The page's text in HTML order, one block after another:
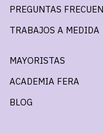
PREGUNTAS
TRABAJOS A MEDIDA
MAYORISTAS
ACADEMIA FERA
BLOG